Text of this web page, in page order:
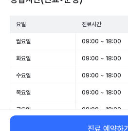
요일 진료시간
월요일 09:00 ~ 18:00
화요일 09:00 ~ 18:00
수요일 09:00 ~ 18:00
목요일 09:00 ~ 18:00
금요일 09:00 ~ 18:00
09:00 ~ 15:00
진료 예약하기